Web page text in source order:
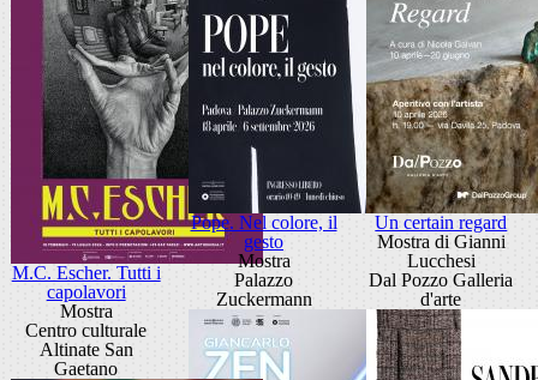
M.C. Escher. Tutti i
capolavori
Mostra
Centro culturale
Altinate San
Gaetano
Pope. Nel colore, il
gesto
Mostra
Palazzo
Zuckermann
Un certain regard
Mostra di Gianni
Lucchesi
Dal Pozzo Galleria
d'arte